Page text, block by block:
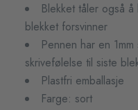
Blekket tåler også
blekket forsvinner
Pennen har en
skrivefølelse til siste
Plastfri emballasje
Farge: sort